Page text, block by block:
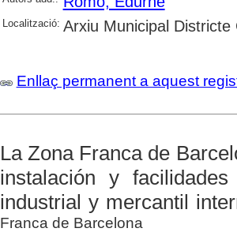
Localització: Arxiu Municipal Districte
Enllaç permanent a aquest
La Zona Franca de
instalación y
industrial y mercantil
Franca de Barcelona